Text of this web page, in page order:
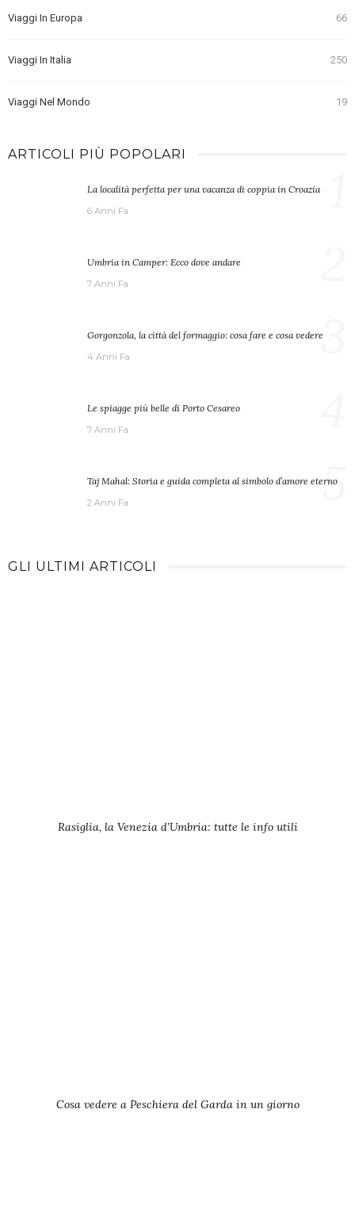
Viaggi In Europa 66
Viaggi In Italia 250
Viaggi Nel Mondo 19
ARTICOLI PIÙ POPOLARI
La località perfetta per una vacanza di coppia in Croazia
6 Anni Fa
Umbria in Camper: Ecco dove andare
7 Anni Fa
Gorgonzola, la città del formaggio: cosa fare e cosa vedere
4 Anni Fa 3
Le spiagge più belle di Porto Cesareo
7 Anni Fa
Taj Mahal: Storia e guida completa al simbolo d’amore eterno
2 Anni Fa 5
GLI ULTIMI ARTICOLI
Rasiglia, la Venezia d’Umbria: tutte le info utili
Cosa vedere a Peschiera del Garda in un giorno